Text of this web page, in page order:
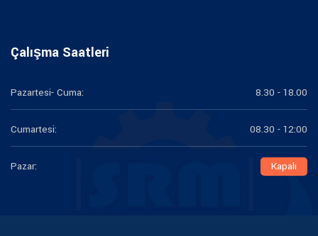
Çalışma Saatleri
Pazartesi- Cuma: 8.30 - 18.00
Cumartesi: 08.30 - 12:00
Pazar: Kapalı